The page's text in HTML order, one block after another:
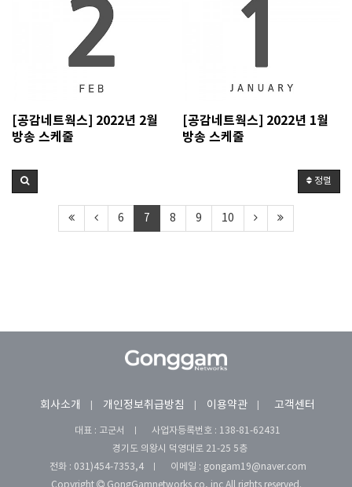
[공감네트웍스] 2022년 2월
방송 스케줄
[공감네트웍스] 2022년 1월
방송 스케줄
정렬
6 7 8 9 10
회사소개 개인정보취급방침 이용약관 고객센터
대표 : 고군서 사업자등록번호 : 138-81-62431
경기도 의왕시 덕영대로 21-25 5층
전화 : 031)454-7353,4 이메일 : gongam19@naver.com
Copyright
GongGamnetworks co, inc All rights reserved.